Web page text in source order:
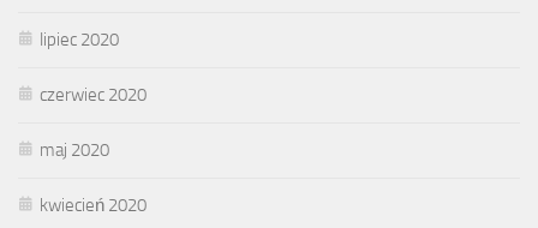
lipiec 2020
czerwiec 2020
maj 2020
kwiecień 2020